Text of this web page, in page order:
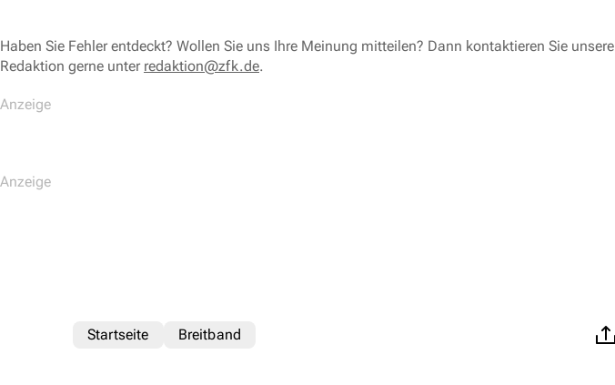
Haben Sie Fehler entdeckt? Wollen Sie uns Ihre Meinung mitteilen? Dann kontaktieren Sie unsere
Redaktion gerne unter redaktion@zfk.de.
Startseite Breitband